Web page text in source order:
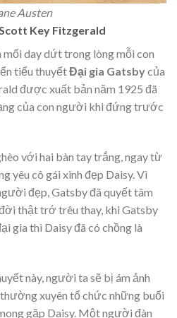
Austen
Key Fitzgerald
mối day dứt trong lòng mỗi con
tiểu thuyếtĐại gia Gatsbycủa
được xuất bản năm 1925 đã
của con người khi đứng trước
với hai bàn tay trắng, ngay từ
yêu cô gái xinh đẹp Daisy. Vì
đẹp, Gatsby đã quyết tâm
thật trớ trêu thay, khi Gatsby
gia thì Daisy đã có chồng là
này, người ta sẽ bị ám ảnh
xuyên tổ chức những buổi
gặp Daisy. Một người đàn